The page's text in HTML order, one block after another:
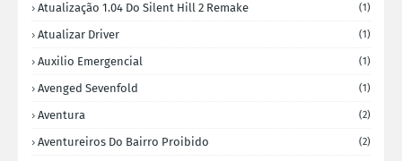
Atualização 1.04 Do Silent Hill 2 Remake (1)
Atualizar Driver (1)
Auxilio Emergencial (1)
Avenged Sevenfold (1)
Aventura (2)
Aventureiros Do Bairro Proibido (2)